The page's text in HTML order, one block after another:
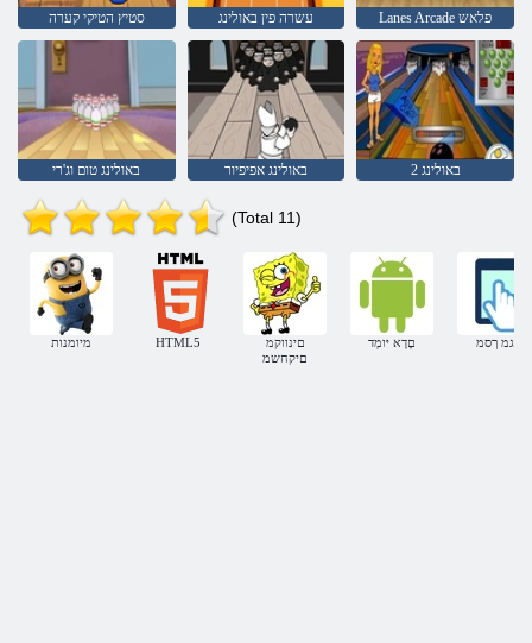
סטיץ הטיקי קערה עשרה פין באולינג Lanes Arcade פלאש
באולינג טום וג'רי באולינג אפיפיור באולינג 2
(Total 11)
מיומנות HTML5
םינווקמ
םיקחשמ
םָדָא יּומְד עגמ ךסמ